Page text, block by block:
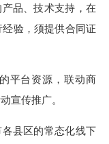
品、技术支持，在
验，须提供合同证
平台资源，联动商
宣传推广。
县区的常态化线下